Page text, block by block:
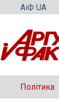
Перейти
вмісту
АіФ UA
Політика